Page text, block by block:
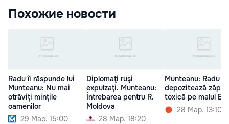
Похожие новости
Radu îi răspunde lui
Munteanu: Nu mai
otrăviți mințile
oamenilor
29 Мар. 15:00
Diplomaţi ruşi
expulzaţi. Munteanu:
Întrebarea pentru R.
Moldova
28 Мар. 18:20
Munteanu: Radu​
depozitează
toxică pe malul
28 Мар. 13:10